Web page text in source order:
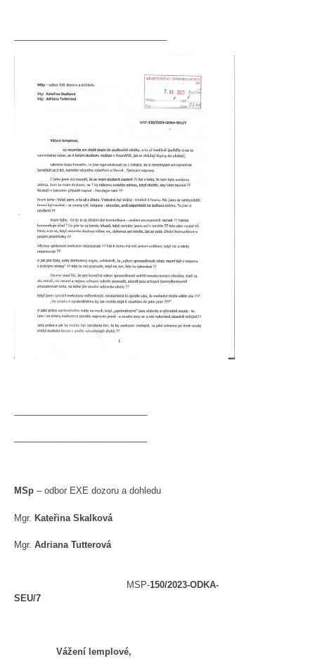
MSp – odbor EXE dozoru a dohledu
Mgr. Kateřina Skalková
Mgr. Adriana Tutterová
MSP-150/2023-ODKA-
SEU/7
Vážení lemplové,